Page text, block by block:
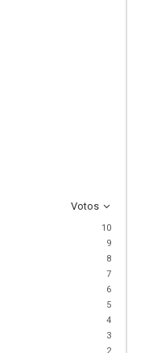
Votos
10
9
8
7
6
5
4
3